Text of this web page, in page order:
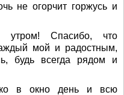
не огорчит горжусь и
утром! Спасибо, что
мой и радостным,
будь всегда рядом и
в окно день и всю